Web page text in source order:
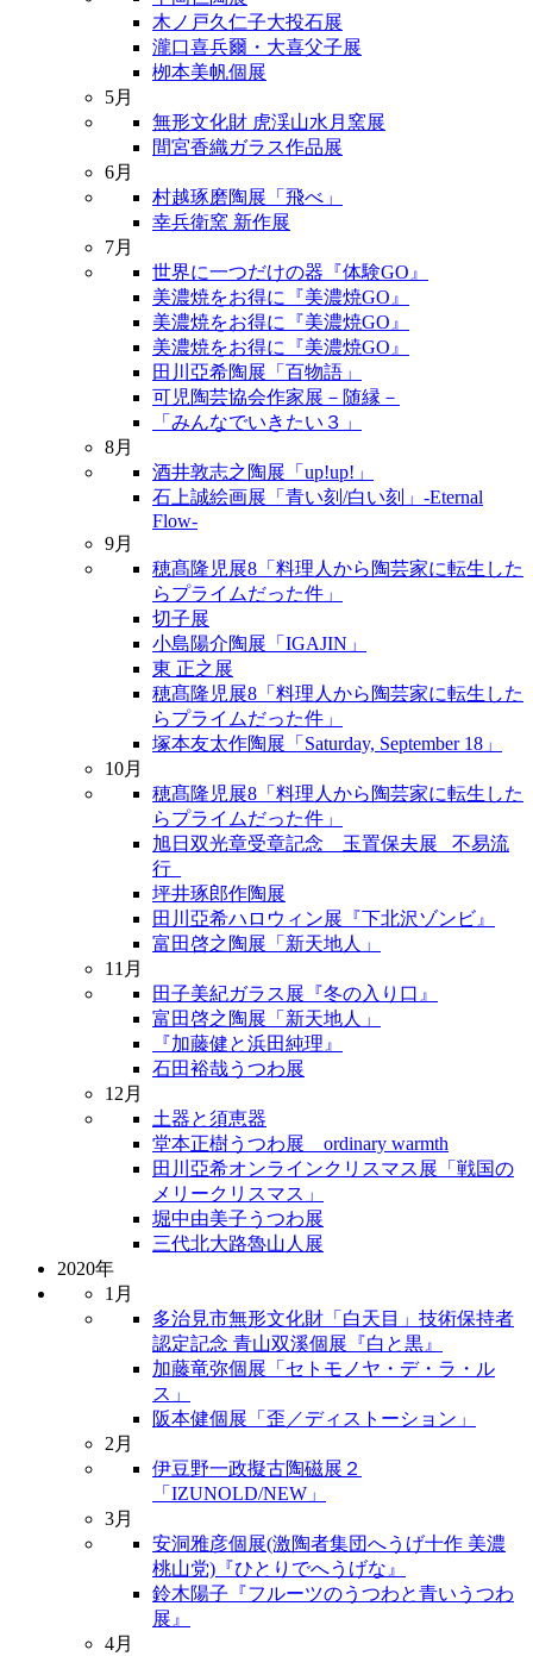
木ノ戸久仁子大投石展
瀧口喜兵爾・大喜父子展
栁本美帆個展
5月
無形文化財 虎渓山水月窯展
間宮香織ガラス作品展
6月
村越琢磨陶展「飛べ」
幸兵衛窯 新作展
7月
世界に一つだけの器『体験GO』
美濃焼をお得に『美濃焼GO』
美濃焼をお得に『美濃焼GO』
美濃焼をお得に『美濃焼GO』
田川亞希陶展「百物語」
可児陶芸協会作家展－随縁－
「みんなでいきたい３」
8月
酒井敦志之陶展「up!up!」
石上誠絵画展「青い刻/白い刻」-Eternal
Flow-
9月
穂髙隆児展8「料理人から陶芸家に転生した
らプライムだった件」
切子展
小島陽介陶展「IGAJIN」
東 正之展
穂髙隆児展8「料理人から陶芸家に転生した
らプライムだった件」
塚本友太作陶展「Saturday, September 18」
10月
穂髙隆児展8「料理人から陶芸家に転生した
らプライムだった件」
旭日双光章受章記念 玉置保夫展 _不易流
行_
坪井琢郎作陶展
田川亞希ハロウィン展『下北沢ゾンビ』
富田啓之陶展「新天地人」
11月
田子美紀ガラス展『冬の入り口』
富田啓之陶展「新天地人」
『加藤健と浜田純理』
石田裕哉うつわ展
12月
土器と須恵器
堂本正樹うつわ展 ordinary warmth
田川亞希オンラインクリスマス展「戦国の
メリークリスマス」
堀中由美子うつわ展
三代北大路魯山人展
2020年
1月
多治見市無形文化財「白天目」技術保持者
認定記念 青山双溪個展『白と黒』
加藤竜弥個展「セトモノヤ・デ・ラ・ル
ス」
阪本健個展「歪／ディストーション」
2月
伊豆野一政擬古陶磁展２
「IZUNOLD/NEW」
3月
安洞雅彦個展(激陶者集団へうげ十作 美濃
桃山党)『ひとりでへうげな』
鈴木陽子『フルーツのうつわと青いうつわ
展』
4月